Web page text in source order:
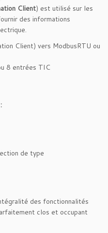
Client) est utilisé sur les
des informations
Client) vers ModbusRTU ou
8 entrées TIC
de type
des fonctionnalités
clos et occupant